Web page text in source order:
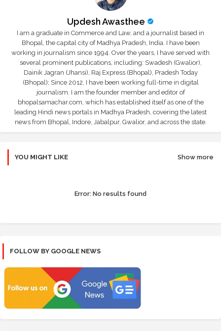
Updesh Awasthee
I am a graduate in Commerce and Law, and a journalist based in
Bhopal, the capital city of Madhya Pradesh, India. I have been
working in journalism since 1994. Over the years, I have served with
several prominent publications, including: Swadesh (Gwalior),
Dainik Jagran (Jhansi), Raj Express (Bhopal), Pradesh Today
(Bhopal); Since 2012, I have been working full-time in digital
journalism. I am the founder member and editor of
bhopalsamachar.com, which has established itself as one of the
leading Hindi news portals in Madhya Pradesh, covering the latest
news from Bhopal, Indore, Jabalpur, Gwalior, and across the state.
YOU MIGHT LIKE Show more
Error: No results found
FOLLOW BY GOOGLE NEWS